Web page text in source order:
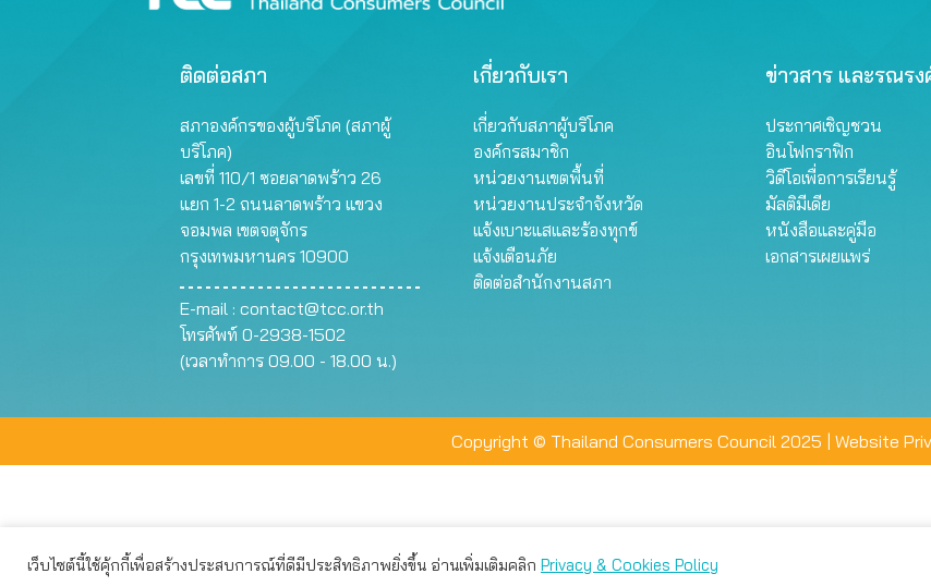
ติดต่อสภา
สภาองค์กรของผู้บริโภค (สภาผู้
บริโภค)
เลขที่ 110/1 ซอยลาดพร้าว 26
แยก 1-2 ถนนลาดพร้าว แขวง
จอมพล เขตจตุจักร
กรุงเทพมหานคร 10900
E-mail : contact@tcc.or.th
โทรศัพท์ 0-2938-1502
(เวลาทำการ 09.00 - 18.00 น.)
เกี่ยวกับเรา
เกี่ยวกับสภาผู้บริโภค
องค์กรสมาชิก
หน่วยงานเขตพื้นที่
หน่วยงานประจำจังหวัด
แจ้งเบาะแสและร้องทุกข์
แจ้งเตือนภัย
ติดต่อสำนักงานสภา
ข่าวสาร และรณรง
ประกาศเชิญชวน
อินโฟกราฟิก
วิดีโอเพื่อการเรียนรู้
มัลติมีเดีย
หนังสือและคู่มือ
เอกสารเผยแพร่
Copyright © Thailand Consumers Council 2025 | Website
เว็บไซต์นี้ใช้คุ้กกี้เพื่อสร้างประสบการณ์ที่ดีมีประสิทธิภาพยิ่งขึ้น อ่านเพิ่มเติมคลิก Privacy & Cookies Policy
เว็บไซต์นี้ใช้คุกกี้เพื่อมอบประสบการณ์การใช้งานที่ดีให้แก่ท่าน คุณสามารถเลือกตั้งค่าความเป็นส่วนตัวได้